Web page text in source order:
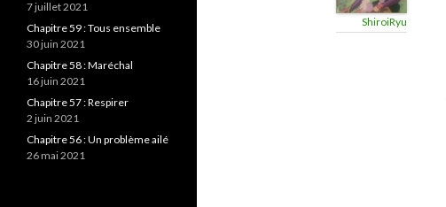
ShiroiRyu
7 juillet 2021
Chapitre 59 : Tous ensemble
30 juin 2021
Chapitre 58 : Maréchal
16 juin 2021
Chapitre 57 : Respirer
2 juin 2021
Chapitre 56 : Un problème ailé
26 mai 2021